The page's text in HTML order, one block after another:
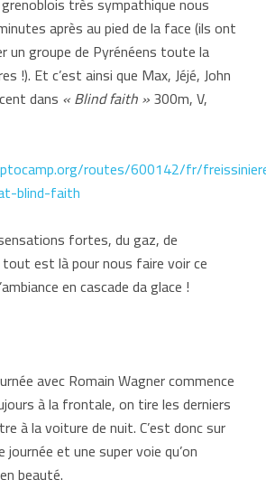
après au pied de la face (ils ont
un groupe de Pyrénéens toute la
!). Et c’est ainsi que Max, Jéjé, John
dans « Blind faith »300m, V,
routes/600142/fr/
blind-faith
fortes, du gaz, de
est là pour nous faire voir ce
en cascade da glace !
avec Romain Wagner commence
à la frontale, on tire les derniers
à la voiture de nuit. C’est donc sur
et une super voie qu’on
beauté.